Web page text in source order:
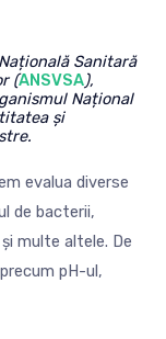
Sanitară
(ANSVSA),
Național
și
evalua diverse
de bacterii,
multe altele. De
pH-ul,